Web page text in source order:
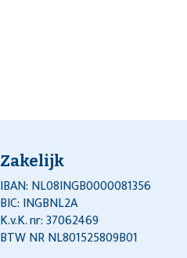
Zakelijk
IBAN: NL08INGB0000081356
BIC: INGBNL2A
K.v.K. nr: 37062469
BTW NR NL801525809B01